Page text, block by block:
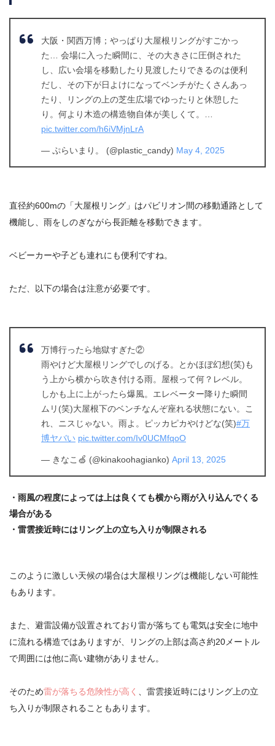
大阪・関西万博；やっぱり大屋根リングがすごかっ
た… 会場に入った瞬間に、その大きさに圧倒された
し、広い会場を移動したり見渡したりできるのは便利
だし、その下が日よけになってベンチがたくさんあっ
たり、リングの上の芝生広場でゆったりと休憩した
り。何より木造の構造物自体が美しくて。…
pic.twitter.com/h6iVMjnLrA
— ぷらいまり。 (@plastic_candy) May 4, 2025
直径約600mの「大屋根リング」はパビリオン間の移動通路として
機能し、雨をしのぎながら長距離を移動できます。
ベビーカーや子ども連れにも便利ですね。
ただ、以下の場合は注意が必要です。
万博行ったら地獄すぎた②
雨やけど大屋根リングでしのげる。とかほぼ幻想(笑)も
う上から横から吹き付ける雨。屋根って何？レベル。
しかも上に上がったら爆風。エレベーター降りた瞬間
ムリ(笑)大屋根下のベンチなんぞ座れる状態にない。こ
れ、ニスじゃない。雨よ。ピッカピカやけどな(笑)#万
博ヤバい pic.twitter.com/Iv0UCMfqoO
— きなこ🍏 (@kinakoohagianko) April 13, 2025
・雨風の程度によっては上は良くても横から雨が入り込んでくる
場合がある
・雷雲接近時にはリング上の立ち入りが制限される
このように激しい天候の場合は大屋根リングは機能しない可能性
もあります。
また、避雷設備が設置されており雷が落ちても電気は安全に地中
に流れる構造ではありますが、リングの上部は高さ約20メートル
で周囲には他に高い建物がありません。
そのため雷が落ちる危険性が高く
、雷雲接近時にはリング上の立
ち入りが制限されることもあります。